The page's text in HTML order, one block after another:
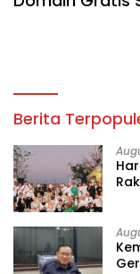
Berita